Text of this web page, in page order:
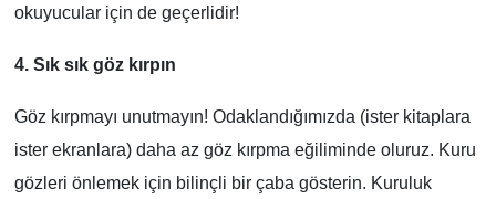
okuyucular için de geçerlidir!
4. Sık sık göz kırpın
Göz kırpmayı unutmayın! Odaklandığımızda (ister kitaplara
ister ekranlara) daha az göz kırpma eğiliminde oluruz. Kuru
gözleri önlemek için bilinçli bir çaba gösterin. Kuruluk